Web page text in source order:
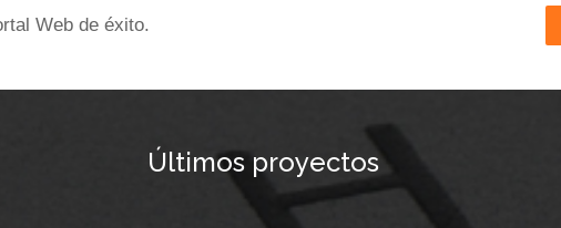
Web de éxito.
Últimos proyectos